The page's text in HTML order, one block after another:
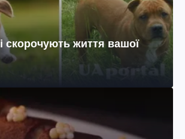
скорочують життя вашої